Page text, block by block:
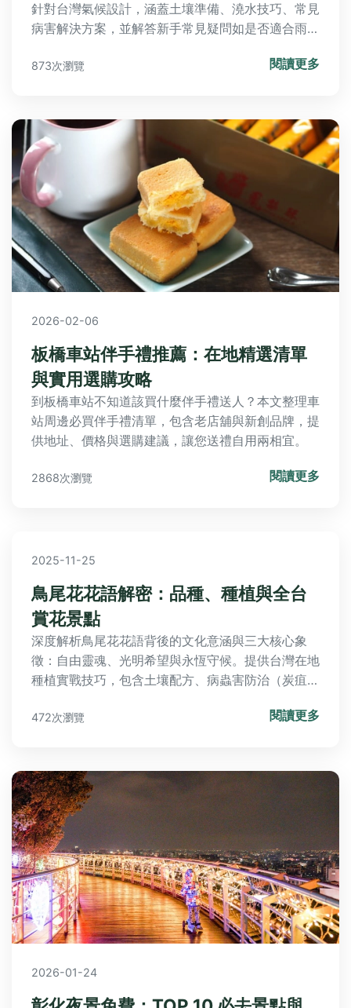
針對台灣氣候設計，涵蓋土壤準備、澆水技巧、常見
病害解決方案，並解答新手常見疑問如是否適合雨季
園美景。
873次瀏覽 閱讀更多
2026-02-06
板橋車站伴手禮推薦：在地精選清單
與實用選購攻略
到板橋車站不知道該買什麼伴手禮送人？本文整理車
站周邊必買伴手禮清單，包含老店舖與新創品牌，提
供地址、價格與選購建議，讓您送禮自用兩相宜。
2868次瀏覽 閱讀更多
2025-11-25
鳥尾花花語解密：品種、種植與全台
賞花景點
深度解析鳥尾花花語背後的文化意涵與三大核心象
徵：自由靈魂、光明希望與永恆守候。提供台灣在地
種植實戰技巧，包含土壤配方、病蟲害防治（炭疽
特性。精選全台五大人氣觀賞景點如新社沐心泉農
472次瀏覽 閱讀更多
2026-01-24